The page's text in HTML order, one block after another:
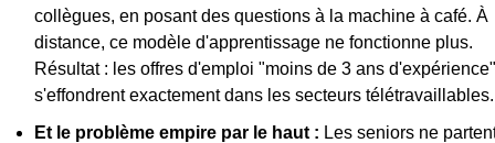
collègues, en posant des questions à la machine à café. À
distance, ce modèle d'apprentissage ne fonctionne plus.
Résultat : les offres d'emploi "moins de 3 ans d'expérience"
s'effondrent exactement dans les secteurs télétravaillables.
Et le problème empire par le haut : Les seniors ne